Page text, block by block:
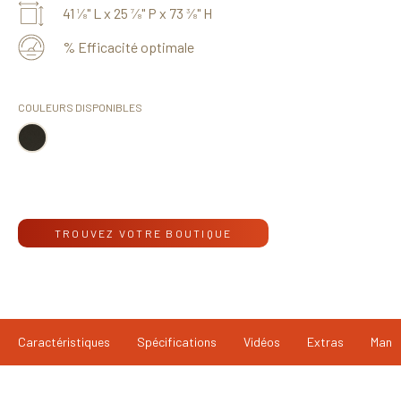
41 1⁄8" L x 25 7⁄8" P x 73 3⁄8" H
% Efficacité optimale
COULEURS DISPONIBLES
TROUVEZ VOTRE BOUTIQUE
Caractéristiques Spécifications Vidéos Extras